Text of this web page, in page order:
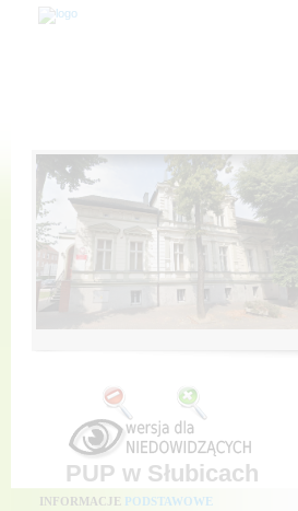
PUP w Słubicach
INFORMACJE PODSTAWOWE